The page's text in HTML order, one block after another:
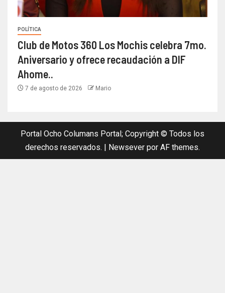
POLÍTICA
Club de Motos 360 Los Mochis celebra 7mo.
Aniversario y ofrece recaudación a DIF
Ahome..
7 de agosto de 2026 Mario
Portal Ocho Columans Portal; Copyright © Todos los
derechos reservados. | Newsever por AF themes.